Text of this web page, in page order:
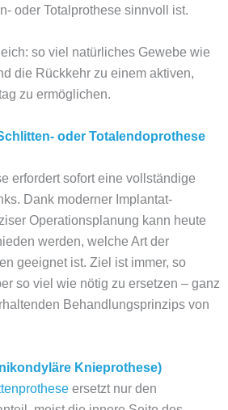
oder Totalprothese sinnvoll ist.
so viel natürliches Gewebe wie
die Rückkehr zu einem aktiven,
zu ermöglichen.
oder Totalendoprothese
erfordert sofort eine vollständige
Dank moderner Implantat-
Operationsplanung kann heute
werden, welche Art der
geeignet ist. Ziel ist immer, so
so viel wie nötig zu ersetzen – ganz
Behandlungsprinzips von
Knieprothese)
ersetzt nur den